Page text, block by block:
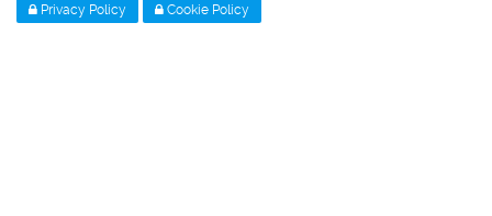
Privacy Policy Cookie Policy